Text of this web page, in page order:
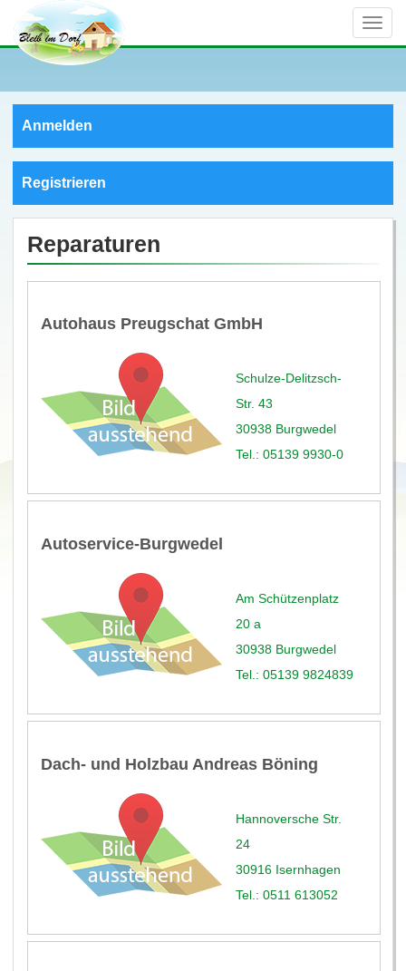
Toggle
Anmelden
Registrieren
Reparaturen
Autohaus Preugschat GmbH
Schulze-Delitzsch-
Str. 43
30938 Burgwedel
Tel.: 05139 9930-0
Autoservice-Burgwedel
Am Schützenplatz
20 a
30938 Burgwedel
Tel.: 05139 9824839
Dach- und Holzbau Andreas Böning
Hannoversche Str.
24
30916 Isernhagen
Tel.: 0511 613052